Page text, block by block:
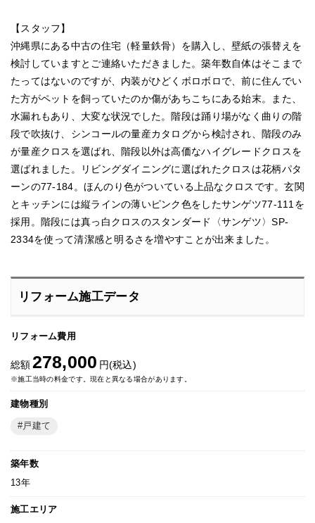
【スタッフ】
沖縄県にある中古の住宅（軽量鉄骨）を購入し、壁紙の張替えを
検討していますとご連絡いただきました。築年数自体はそこまで
たってはないのですが、内装がひどくボロボロで、前に住んでい
た方がペットを飼っていたのか傷があちこちにある始末。また、
水漏れもあり、大変な状況でした。階段は踊り場がなく曲りの階
段で吹抜け、シンコールの量産カタログから検討され、階段のみ
が量産クロスを選ばれ、階段以外は高価なハイグレードクロスを
選ばれました。リビングダイニングに選ばれたクロスは花柄パタ
ーンの77-184。ほんのり色がついている上品なクロスです。玄関
とキッチンには縦ラインの薄いピンク色をしたサンゲツ77-111を
採用。階段には真っ白クロスのスタンダード〈サンゲツ〉SP-
2334を使って清潔感と明るさを増やすことが出来ました。
リフォーム施工データ
リフォーム費用
総額278,000 円(税込)
※施工当時の料金です。現在と異なる場合があります。
建物種別
戸建て
築年数
13年
施工エリア